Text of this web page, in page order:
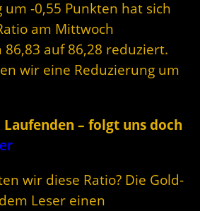
um -0,55 Punkten hat sich
am Mittwoch
86,83 auf 86,28 reduziert.
wir eine Reduzierung um
– folgt uns doch
wir diese Ratio? Die Gold-
Leser einen